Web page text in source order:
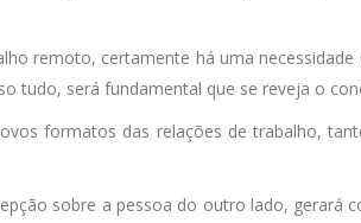
remoto, certamente há uma
tudo, será fundamental que se reveja o
formatos das relações de trabalho,
sobre a pessoa do outro lado, gerará